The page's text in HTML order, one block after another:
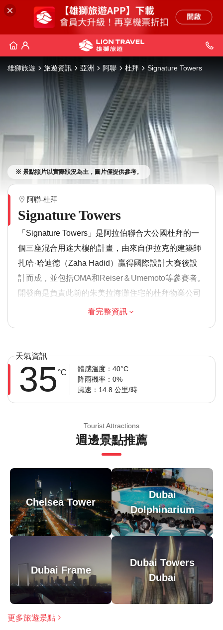
雄獅旅遊 旅遊資訊 亞洲 阿聯 杜拜 Signature Towers
※ 景點照片以實際狀況為主，圖片僅提供參考。
阿聯-杜拜
Signature Towers
「Signature Towers」是阿拉伯聯合大公國杜拜的一
個三座混合用途大樓的計畫，由來自伊拉克的建築師
扎哈·哈迪德（Zaha Hadid）贏得國際設計大賽後設
計而成，並包括OMA和Reiser＆Umemoto等參賽者。
開發商是負責此前的朱美拉海灘住宅的杜拜物業公司
（Dubai Properties）。除了這三座塔樓外，該項目還
該項目於2006年6月在紐約古根漢博物館舉行的扎哈·
哈迪德（Zaha Hadid）展覽會上首次向公眾公開，展
出。當時，該項目的名稱為舞動的塔樓，但現在已更
改為Signature Tower＆Dubai Financial Market
由於遊覽的歷史重點，建議成人參加，但歡迎家庭
大多數旅行者都可以參加
此旅遊/活動最多 8 位旅客
涉及適量步行；請選擇合適的鞋子
在所有天氣條件下運行；請穿著得體
看完整資訊
天氣資訊
35 °C
體感溫度：40°C
降雨機率：0%
風速：14.8 公里/時
Tourist Attractions
週邊景點推薦
Chelsea Tower
Dubai
Dolphinarium
Dubai Frame
Dubai Towers
Dubai
更多旅遊景點